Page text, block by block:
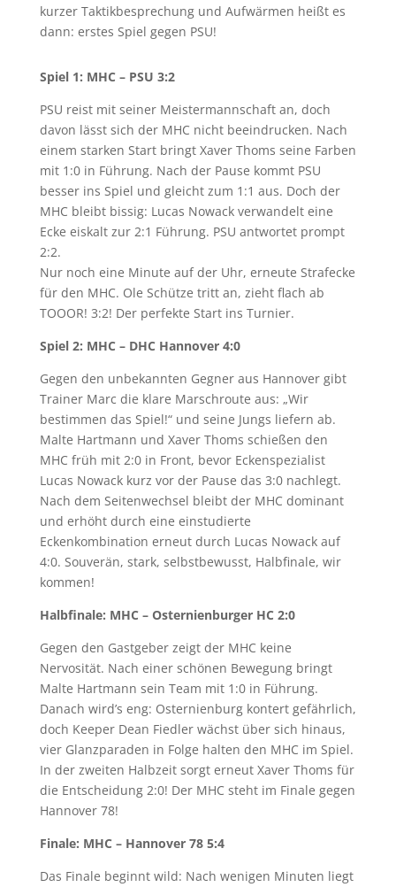
kurzer Taktikbesprechung und Aufwärmen heißt es
dann: erstes Spiel gegen PSU!
Spiel 1: MHC – PSU 3:2
PSU reist mit seiner Meistermannschaft an, doch
davon lässt sich der MHC nicht beeindrucken. Nach
einem starken Start bringt Xaver Thoms seine Farben
mit 1:0 in Führung. Nach der Pause kommt PSU
besser ins Spiel und gleicht zum 1:1 aus. Doch der
MHC bleibt bissig: Lucas Nowack verwandelt eine
Ecke eiskalt zur 2:1 Führung. PSU antwortet prompt
2:2.
Nur noch eine Minute auf der Uhr, erneute Strafecke
für den MHC. Ole Schütze tritt an, zieht flach ab
TOOOR! 3:2! Der perfekte Start ins Turnier.
Spiel 2: MHC – DHC Hannover 4:0
Gegen den unbekannten Gegner aus Hannover gibt
Trainer Marc die klare Marschroute aus: „Wir
bestimmen das Spiel!“ und seine Jungs liefern ab.
Malte Hartmann und Xaver Thoms schießen den
MHC früh mit 2:0 in Front, bevor Eckenspezialist
Lucas Nowack kurz vor der Pause das 3:0 nachlegt.
Nach dem Seitenwechsel bleibt der MHC dominant
und erhöht durch eine einstudierte
Eckenkombination erneut durch Lucas Nowack auf
4:0. Souverän, stark, selbstbewusst, Halbfinale, wir
kommen!
Halbfinale: MHC – Osternienburger HC 2:0
Gegen den Gastgeber zeigt der MHC keine
Nervosität. Nach einer schönen Bewegung bringt
Malte Hartmann sein Team mit 1:0 in Führung.
Danach wird’s eng: Osternienburg kontert gefährlich,
doch Keeper Dean Fiedler wächst über sich hinaus,
vier Glanzparaden in Folge halten den MHC im Spiel.
In der zweiten Halbzeit sorgt erneut Xaver Thoms für
die Entscheidung 2:0! Der MHC steht im Finale gegen
Hannover 78!
Finale: MHC – Hannover 78 5:4
Das Finale beginnt wild: Nach wenigen Minuten liegt